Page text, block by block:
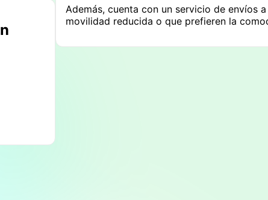
Además, cuenta con un servicio de envíos
movilidad reducida o que prefieren la